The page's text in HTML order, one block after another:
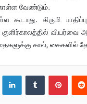
வேண்டும்.
கூடாது. கிருமி
வியர்வை
கால், கைகளில்
LinkedInTumblr